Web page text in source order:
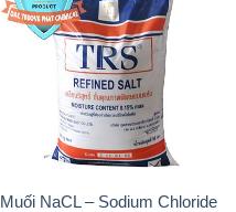
Muối NaCL – Sodium Chloride